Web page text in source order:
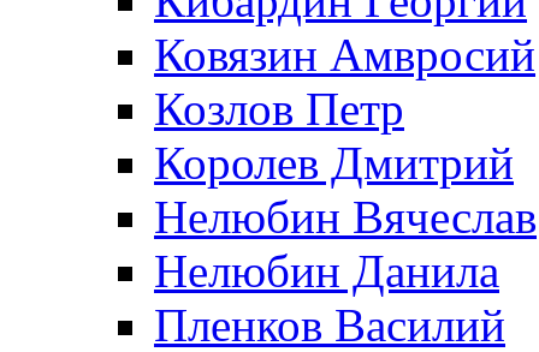
Ковязин Амвросий
Козлов Петр
Королев Дмитрий
Нелюбин Вячеслав
Нелюбин Данила
Пленков Василий